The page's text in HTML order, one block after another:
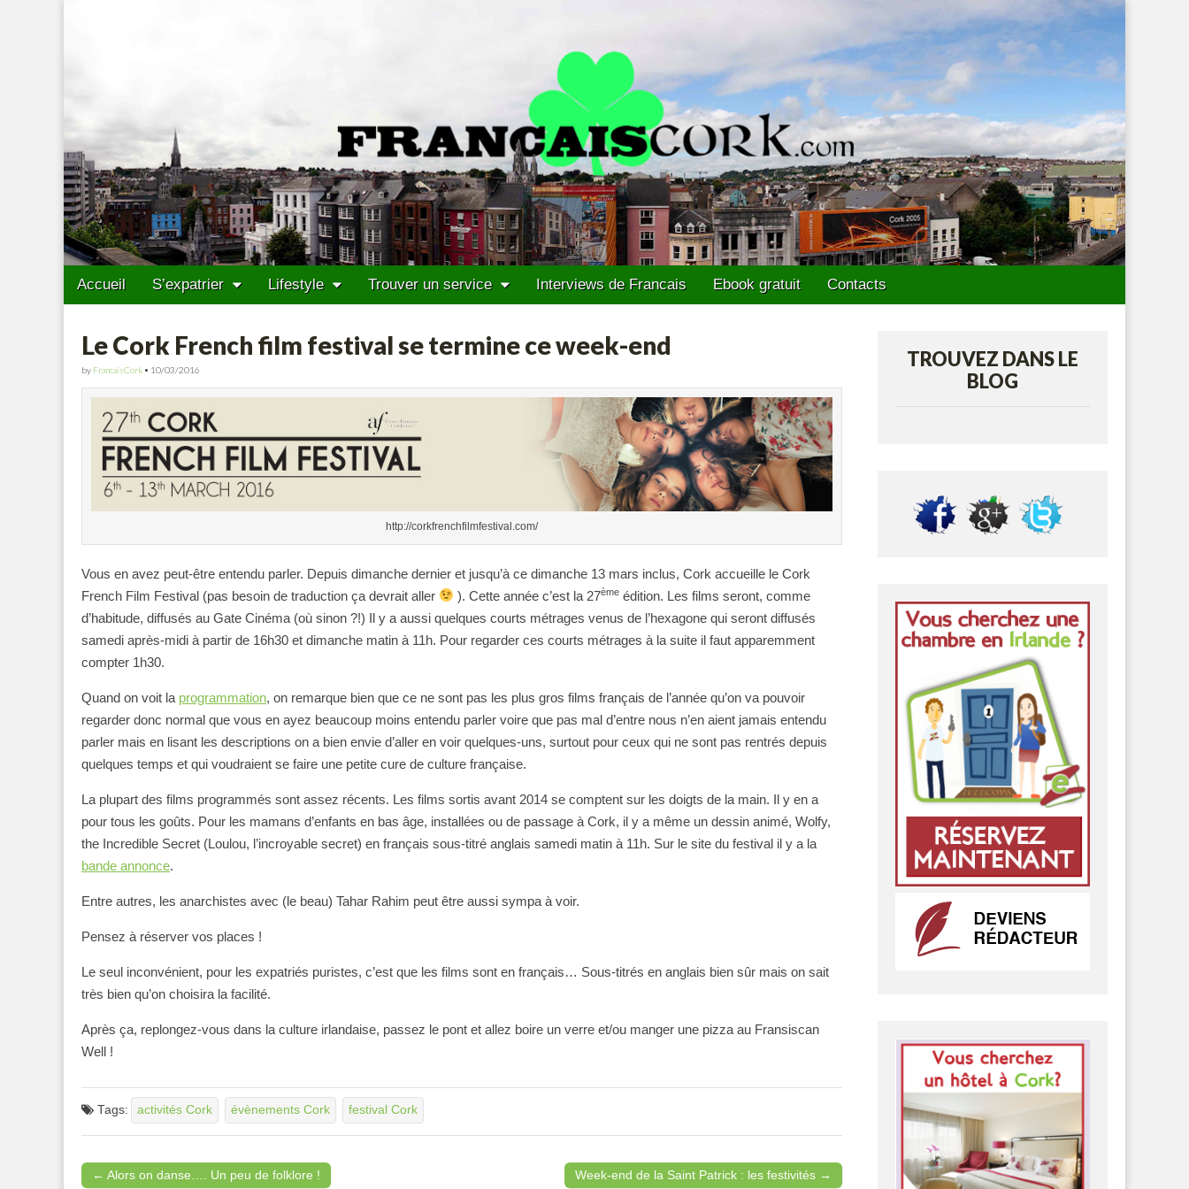
Main menu
Skip to content
Accueil S’expatrier Lifestyle Trouver un service Interviews de Francais Ebook gratuit Contacts
Le Cork French film festival se termine ce week-end
by FrancaisCork • 10/03/2016
http://corkfrenchfilmfestival.com/
Vous en avez peut-être entendu parler. Depuis dimanche dernier et jusqu’à ce dimanche 13 mars inclus, Cork accueille le Cork
French Film Festival (pas besoin de traduction ça devrait aller
). Cette année c’est la 27ème édition. Les films seront, comme
d’habitude, diffusés au Gate Cinéma (où sinon ?!) Il y a aussi quelques courts métrages venus de l’hexagone qui seront diffusés
samedi après-midi à partir de 16h30 et dimanche matin à 11h. Pour regarder ces courts métrages à la suite il faut apparemment
compter 1h30.
Quand on voit la programmation, on remarque bien que ce ne sont pas les plus gros films français de l’année qu’on va pouvoir
regarder donc normal que vous en ayez beaucoup moins entendu parler voire que pas mal d’entre nous n’en aient jamais entendu
parler mais en lisant les descriptions on a bien envie d’aller en voir quelques-uns, surtout pour ceux qui ne sont pas rentrés depuis
quelques temps et qui voudraient se faire une petite cure de culture française.
La plupart des films programmés sont assez récents. Les films sortis avant 2014 se comptent sur les doigts de la main. Il y en a
pour tous les goûts. Pour les mamans d’enfants en bas âge, installées ou de passage à Cork, il y a même un dessin animé, Wolfy,
the Incredible Secret (Loulou, l’incroyable secret) en français sous-titré anglais samedi matin à 11h. Sur le site du festival il y a la
bande annonce.
Entre autres, les anarchistes avec (le beau) Tahar Rahim peut être aussi sympa à voir.
Pensez à réserver vos places !
Le seul inconvénient, pour les expatriés puristes, c’est que les films sont en français… Sous-titrés en anglais bien sûr mais on sait
très bien qu’on choisira la facilité.
Après ça, replongez-vous dans la culture irlandaise, passez le pont et allez boire un verre et/ou manger une pizza au Fransiscan
Well !
Tags: activités Cork évènements Cork festival Cork
← Alors on danse…. Un peu de folklore ! Week-end de la Saint Patrick : les festivités →
TROUVEZ DANS LE
BLOG